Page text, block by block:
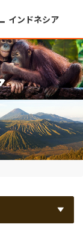
インドネシア
戻る
系
ドドラゴン
戻る
ツアー
ボンガン島
ペニダ島
戻る
遺産
ブドゥール遺跡
ンバナン遺跡
戻る
トラジャ
モ山